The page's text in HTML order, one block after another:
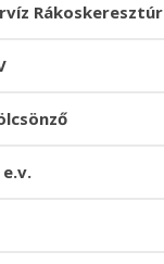
Rákoskeresztúr